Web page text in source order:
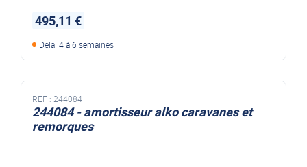
495,11 €
Délai 4 à 6 semaines
REF : 244084
244084 - amortisseur alko caravanes et
remorques